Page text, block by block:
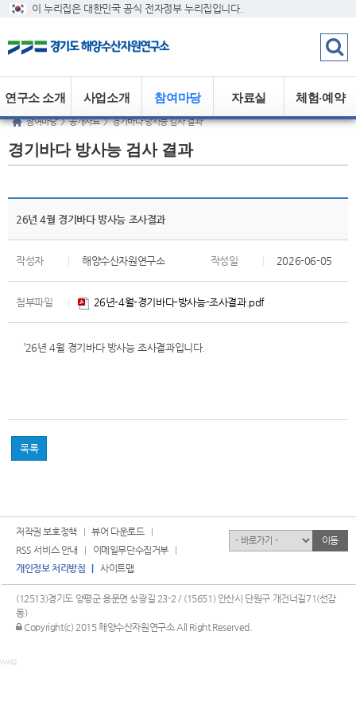
이 누리집은 대한민국 공식 전자정부 누리집입니다.
체험·예약
자료실
참여마당
사업소개
연구소 소개
참여마당 > 공개자료 > 경기바다 방사능 검사 결과
경기바다 방사능 검사 결과
26년 4월 경기바다 방사능 조사결과
작성자 해양수산자원연구소 작성일 2026-06-05
첨부파일 26년-4월-경기바다-방사능-조사결과.pdf
’26년 4월 경기바다 방사능 조사결과입니다.
목록
저작권 보호정책
뷰어 다운로드
RSS 서비스 안내
이메일무단수집거부
개인정보 처리방침
사이트맵
(12513)경기도 양평군 용문면 상광길 23-2 / (15651) 안산시 단원구 개건너길71(선감
동)
관리자 로그인
Copyright(c) 2015 해양수산자원연구소 All Right Reserved.
유관기관 이동
WAS2